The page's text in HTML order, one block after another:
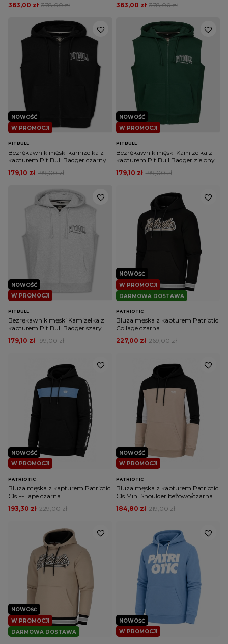
378,00 zł
363,00 zł
378,00 zł
363,00 zł
W PROMOCJI
NOWOŚĆ
PITBULL
Bezrękawnik męski kamizelka z
kapturem Pit Bull Badger czarny
199,00 zł
179,10 zł
W PROMOCJI
NOWOŚĆ
PITBULL
Bezrękawnik męski Kamizelka z
kapturem Pit Bull Badger zielony
199,00 zł
179,10 zł
W PROMOCJI
NOWOŚĆ
PITBULL
Bezrękawnik męski Kamizelka z
kapturem Pit Bull Badger szary
199,00 zł
179,10 zł
W PROMOCJI
NOWOŚĆ
DARMOWA DOSTAWA
PATRIOTIC
Bluza męska z kapturem Patriotic
Collage czarna
269,00 zł
227,00 zł
W PROMOCJI
NOWOŚĆ
PATRIOTIC
Bluza męska z kapturem Patriotic
Cls F-Tape czarna
229,00 zł
193,30 zł
W PROMOCJI
NOWOŚĆ
PATRIOTIC
Bluza męska z kapturem Patriotic
Cls Mini Shoulder beżowo/czarna
219,00 zł
184,80 zł
W PROMOCJI
NOWOŚĆ
DARMOWA DOSTAWA W PROMOCJI
NOWOŚĆ